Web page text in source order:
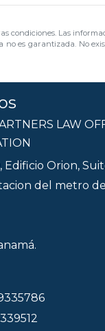
condiciones. Las
es garantizada. No
LAW
Edificio Orion,
del metro